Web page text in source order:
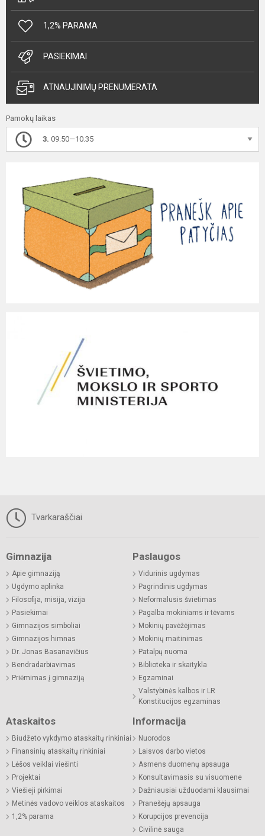
1,2% PARAMA
PASIEKIMAI
ATNAUJINIMŲ PRENUMERATA
Pamokų laikas
3. 09.50—10.35
Tvarkaraščiai
Gimnazija
Apie gimnaziją
Ugdymo aplinka
Filosofija, misija, vizija
Pasiekimai
Gimnazijos simboliai
Gimnazijos himnas
Dr. Jonas Basanavičius
Bendradarbiavimas
Priėmimas į gimnaziją
Paslaugos
Vidurinis ugdymas
Pagrindinis ugdymas
Neformalusis švietimas
Pagalba mokiniams ir tėvams
Mokinių pavėžėjimas
Mokinių maitinimas
Patalpų nuoma
Biblioteka ir skaitykla
Egzaminai
Valstybinės kalbos ir LR
Konstitucijos egzaminas
Ataskaitos
Biudžeto vykdymo ataskaitų rinkiniai
Finansinių ataskaitų rinkiniai
Lėšos veiklai viešinti
Projektai
Viešieji pirkimai
Metinės vadovo veiklos ataskaitos
1,2% parama
Informacija
Nuorodos
Laisvos darbo vietos
Asmens duomenų apsauga
Konsultavimasis su visuomene
Dažniausiai užduodami klausimai
Pranešėjų apsauga
Korupcijos prevencija
Civilinė sauga